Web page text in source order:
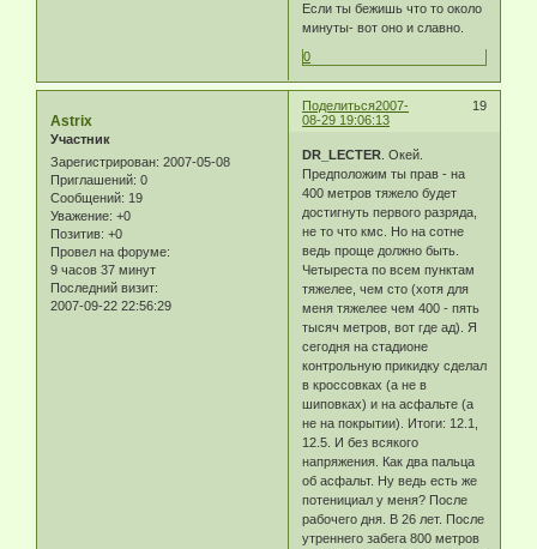
Если ты бежишь что то около
минуты- вот оно и славно.
0
Поделиться 19
2007-
08-29 19:06:13
Astrix
Участник
Зарегистрирован: 2007-05-08
Приглашений: 0
Сообщений: 19
Уважение: +0
Позитив: +0
Провел на форуме:
9 часов 37 минут
Последний визит:
2007-09-22 22:56:29
DR_LECTER. Окей.
Предположим ты прав - на
400 метров тяжело будет
достигнуть первого разряда,
не то что кмс. Но на сотне
ведь проще должно быть.
Четыреста по всем пунктам
тяжелее, чем сто (хотя для
меня тяжелее чем 400 - пять
тысяч метров, вот где ад). Я
сегодня на стадионе
контрольную прикидку сделал
в кроссовках (а не в
шиповках) и на асфальте (а
не на покрытии). Итоги: 12.1,
12.5. И без всякого
напряжения. Как два пальца
об асфальт. Ну ведь есть же
потенициал у меня? После
рабочего дня. В 26 лет. После
утреннего забега 800 метров